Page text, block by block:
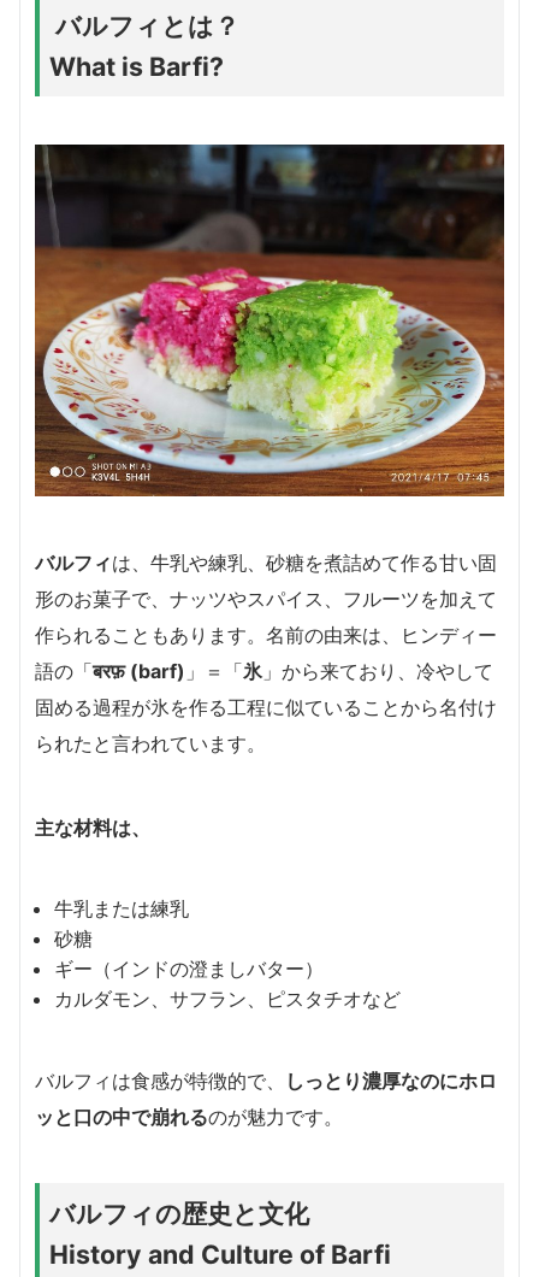
バルフィとは？
What is Barfi?
バルフィは、牛乳や練乳、砂糖を煮詰めて作る甘い固
形のお菓子で、ナッツやスパイス、フルーツを加えて
作られることもあります。名前の由来は、ヒンディー
語の「बरफ़ (barf) 」＝「氷 」から来ており、冷やして
固める過程が氷を作る工程に似ていることから名付け
られたと言われています。
主な材料は、
牛乳または練乳
砂糖
ギー（インドの澄ましバター）
カルダモン、サフラン、ピスタチオなど
バルフィは食感が特徴的で、
しっとり濃厚なのにホロ
ッと口の中で崩れるのが魅力です。
バルフィの歴史と文化
History and Culture of Barfi